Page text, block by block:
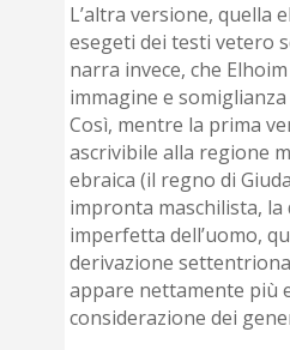
L’altra versione, quella
esegeti dei testi vetero
narra invece, che
immagine e somiglianza
Così, mentre la prima
ascrivibile alla regione
ebraica (il regno di
impronta maschilista, la
imperfetta dell’uomo,
derivazione
appare nettamente più
considerazione dei